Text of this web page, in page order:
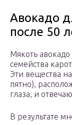
Авокадо
после 50
Мякоть
семейства
Эти вещества
пятно),
глаза, и
В результате